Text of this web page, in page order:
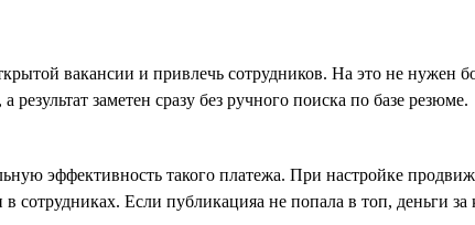
вакансии и привлечь сотрудников. На это не нужен
заметен сразу без ручного поиска по базе резюме.
эффективность такого платежа. При настройке
сотрудниках. Если публикацияа не попала в топ, деньги